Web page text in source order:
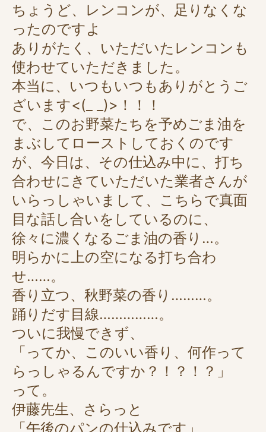
ちょうど、レンコンが、足りなくな
ったのですよ
ありがたく、いただいたレンコンも
使わせていただきました。
本当に、いつもいつもありがとうご
ざいます<(_ _)>！！！
で、このお野菜たちを予めごま油を
まぶしてローストしておくのです
が、今日は、その仕込み中に、打ち
合わせにきていただいた業者さんが
いらっしゃいまして、こちらで真面
目な話し合いをしているのに、
徐々に濃くなるごま油の香り…。
明らかに上の空になる打ち合わ
せ……。
香り立つ、秋野菜の香り………。
踊りだす目線……………。
ついに我慢できず、
「ってか、このいい香り、何作って
らっしゃるんですか？！？！？」
って。
伊藤先生、さらっと
「午後のパンの仕込みです」